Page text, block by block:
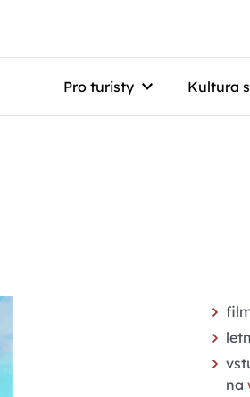
Pro turisty Kultura
na